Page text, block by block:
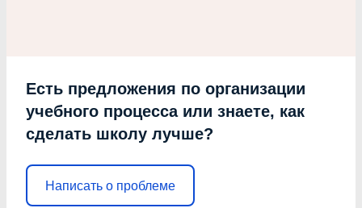
Есть предложения по организации
учебного процесса или знаете, как
сделать школу лучше?
Написать о проблеме